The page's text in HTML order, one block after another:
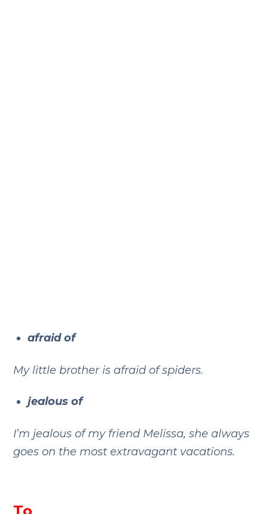
afraid of
My little brother is afraid of spiders.
jealous of
I’m jealous of my friend Melissa, she always
goes on the most extravagant vacations.